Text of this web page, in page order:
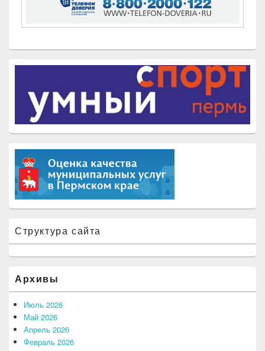
Структура сайта
Архивы
Июль 2026
Май 2026
Апрель 2026
Февраль 2026